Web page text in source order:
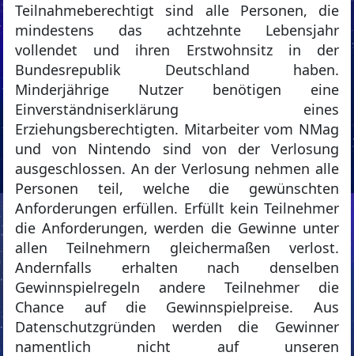
Teilnahmeberechtigt sind alle Personen, die
mindestens das achtzehnte Lebensjahr
vollendet und ihren Erstwohnsitz in der
Bundesrepublik Deutschland haben.
Minderjährige Nutzer benötigen eine
Einverständniserklärung eines
Erziehungsberechtigten. Mitarbeiter vom NMag
und von Nintendo sind von der Verlosung
ausgeschlossen. An der Verlosung nehmen alle
Personen teil, welche die gewünschten
Anforderungen erfüllen. Erfüllt kein Teilnehmer
die Anforderungen, werden die Gewinne unter
allen Teilnehmern gleichermaßen verlost.
Andernfalls erhalten nach denselben
Gewinnspielregeln andere Teilnehmer die
Chance auf die Gewinnspielpreise. Aus
Datenschutzgründen werden die Gewinner
namentlich nicht auf unseren